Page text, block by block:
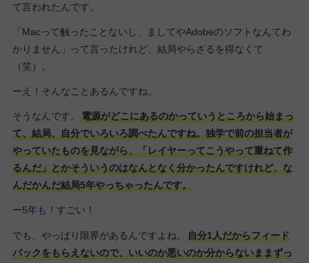
て言われたんです。
「Macって触ったことないし、ましてやAdobeのソフトなんてわ
かりません」って言ったけれど、結局やらざるを得なくて
（笑）。
ーえ！そんなことあるんですね。
そうなんです。
電源がどこにあるのかっていうところから始まっ
て、結局、自分でいろいろ調べたんですね。独学で前の担当者が
やっていたものを見ながら、「レイヤーってこうやって重ねて作
るんだ」とかそういうのはなんとなく分かったんですけれど、な
んだかんだ結局5年やっちゃったんです。
ー5年も！すごい！
でも、やっぱり限界があるんですよね。
自分1人だからフィード
バックをもらえないので、いいのか悪いのか分からないままずっ